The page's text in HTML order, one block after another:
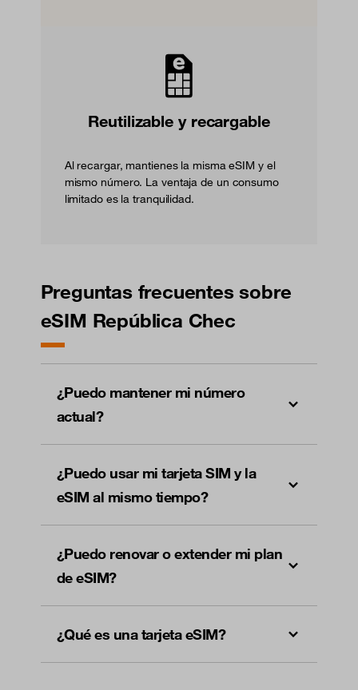
Reutilizable y recargable
Al recargar, mantienes la misma eSIM y el
mismo número. La ventaja de un consumo
limitado es la tranquilidad.
Preguntas frecuentes sobre
eSIM República Chec
¿Puedo mantener mi número
actual?
¿Puedo usar mi tarjeta SIM y la
eSIM al mismo tiempo?
¿Puedo renovar o extender mi plan
de eSIM?
¿Qué es una tarjeta eSIM?